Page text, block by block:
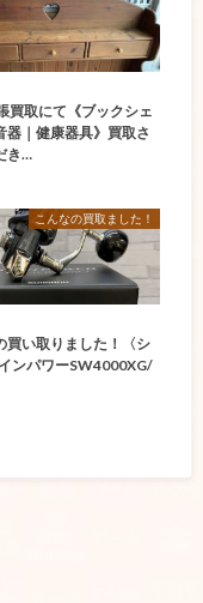
取にて《ブックシェ
器｜健康器具》買取さ
き…
こんなの買取ました！
い取りました！〈シ
ンパワーSW4000XG/